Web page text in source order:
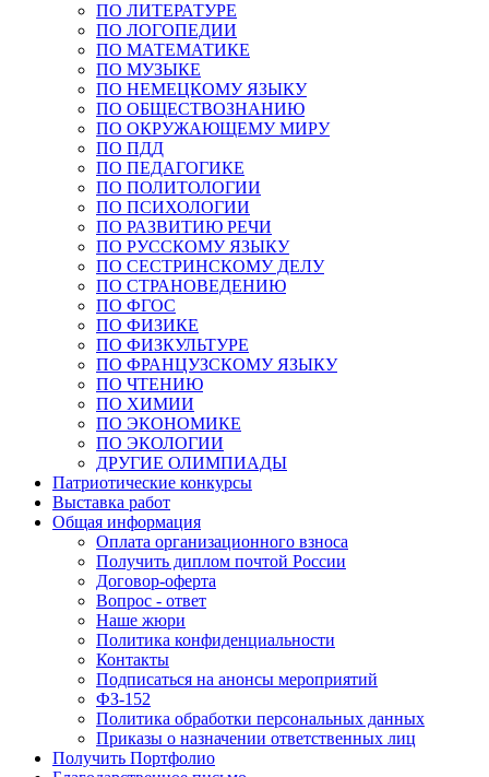
ПО ЛИТЕРАТУРЕ
ПО ЛОГОПЕДИИ
ПО МАТЕМАТИКЕ
ПО МУЗЫКЕ
ПО НЕМЕЦКОМУ ЯЗЫКУ
ПО ОБЩЕСТВОЗНАНИЮ
ПО ОКРУЖАЮЩЕМУ МИРУ
ПО ПДД
ПО ПЕДАГОГИКЕ
ПО ПОЛИТОЛОГИИ
ПО ПСИХОЛОГИИ
ПО РАЗВИТИЮ РЕЧИ
ПО РУССКОМУ ЯЗЫКУ
ПО СЕСТРИНСКОМУ ДЕЛУ
ПО СТРАНОВЕДЕНИЮ
ПО ФГОС
ПО ФИЗИКЕ
ПО ФИЗКУЛЬТУРЕ
ПО ФРАНЦУЗСКОМУ ЯЗЫКУ
ПО ЧТЕНИЮ
ПО ХИМИИ
ПО ЭКОНОМИКЕ
ПО ЭКОЛОГИИ
ДРУГИЕ ОЛИМПИАДЫ
Патриотические конкурсы
Выставка работ
Общая информация
Оплата организационного взноса
Получить диплом почтой России
Договор-оферта
Вопрос - ответ
Наше жюри
Политика конфиденциальности
Контакты
Подписаться на анонсы мероприятий
ФЗ-152
Политика обработки персональных данных
Приказы о назначении ответственных лиц
Получить Портфолио